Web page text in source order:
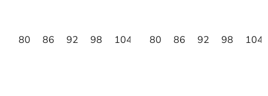
80 86 92 98 104 80 86 92 98 104